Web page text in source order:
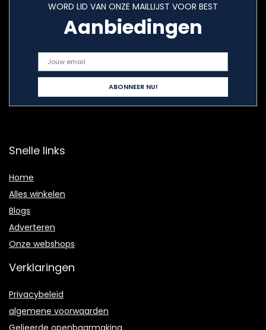
WORD LID VAN ONZE MAILLIJST VOOR BEST
Aanbiedingen
Snelle links
Home
Alles winkelen
Blogs
Adverteren
Onze webshops
Verklaringen
Privacybeleid
algemene voorwaarden